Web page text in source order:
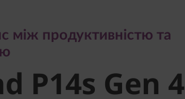
Gen
між продуктивністю та
P14s Gen 4